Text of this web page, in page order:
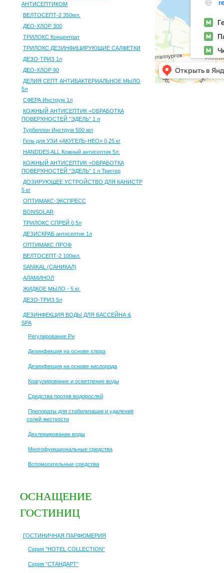
АНТИСЕПТИКОМ
ВЕЛТОСЕПТ-2 350мл.
ДЕО-ХЛОР 300
ТРИЛОКС Концентрат
ТРИЛОКС ДЕЗИНФИЦИРУЮЩИЕ САЛФЕТКИ
ДЕЗО-ТРИЗ 1л
ДЕО-ХЛОР 90
ДЕЛИЯ СЕПТ АНТИБАКТЕРИАЛЬНОЕ МЫЛО
5л
СФЕРА Инструм 1л
КОЖНЫЙ АНТИСЕПТИК +ОБРАБОТКА
ПОВЕРХНОСТЕЙ "ЭДЕЛЬ" 1 л
Турбиллон Инструм 500 мл
Гель для УЗИ «АКУГЕЛЬ-НЕО» 0,25 кг
HANDDES ALL Кожный антисептик 5л.
КОЖНЫЙ АНТИСЕПТИК +ОБРАБОТКА
ПОВЕРХНОСТЕЙ "ЭДЕЛЬ" 1 л Триггер
ДОЗИРУЮЩЕЕ УСТРОЙСТВО ДЛЯ КАНИСТР
5 кг
ОПТИМАКС-ЭКСПРЕСС
BONSOLAR
ТРИЛОКС СПРЕЙ 0,5л
ДЕЗИСКРАБ антисептик 1л
ОПТИМАКС ПРОФ
ВЕЛТОСЕПТ-2 100мл.
SANIKAL (САНИКАЛ)
АЛАМИНОЛ
ЖИДКОЕ МЫЛО - 5 кг.
ДЕЗО-ТРИЗ 5л
ДЕЗИНФЕКЦИЯ ВОДЫ ДЛЯ БАССЕЙНА &
SPA
Регулирование Рн
Дезинфекция на основе хлора
Дезинфекция на основе кислорода
Коагулирование и осветление воды
Средства против водорослей
Препораты для стабилизации и удаления
солей жесткости
Дехлорирование воды
Многофункциональные средства
Вспомогательные средства
ОСНАЩЕНИЕ
ГОСТИНИЦ
ГОСТИНИЧНАЯ ПАРФЮМЕРИЯ
Серия "HOTEL COLLECTION"
Серия "СТАНДАРТ"